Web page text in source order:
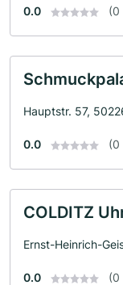
0.0 (0
Hauptstr. 57,
0.0 (0
COLDITZ
Ernst-Heinrich-
0.0 (0